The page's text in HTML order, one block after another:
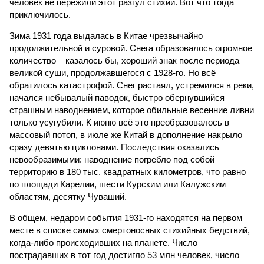
Около 100 лет назад в Поднебесной приключилось то, что
у нас назвали бы тридцатью тремя несчастьями. Страну
последовательно поразили: многолетняя засуха, страшный
паводок, невероятные ливни. Несколько миллионов
человек не пережили этот разгул стихий. Вот что тогда
приключилось.
Зима 1931 года выдалась в Китае чрезвычайно
продолжительной и суровой. Снега образовалось огромное
количество – казалось бы, хороший знак после периода
великой суши, продолжавшегося с 1928-го. Но всё
обратилось катастрофой. Снег растаял, устремился в реки,
начался небывалый паводок, быстро обернувшийся
страшным наводнением, которое обильные весенние ливни
только усугубили. К июню всё это преобразовалось в
массовый потоп, в июле же Китай в дополнение накрыло
сразу девятью циклонами. Последствия оказались
невообразимыми: наводнение погребло под собой
территорию в 180 тыс. квадратных километров, что равно